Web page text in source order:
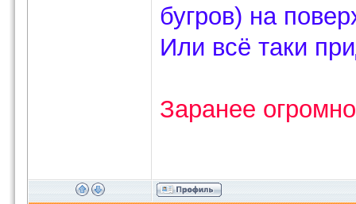
бугров) на
Или всё таки
Заранее